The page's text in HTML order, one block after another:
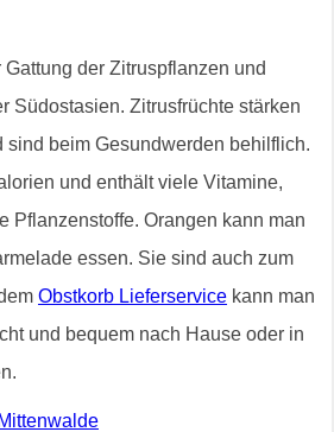
der Zitruspflanzen und
Südostasien. Zitrusfrüchte stärken
sind beim Gesundwerden behilflich.
und enthält viele Vitamine,
Pflanzenstoffe. Orangen kann man
essen. Sie sind auch zum
Obstkorb Lieferservice kann man
und bequem nach Hause oder in